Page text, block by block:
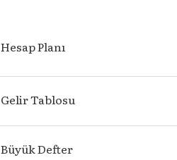
Hesap Planı
Gelir Tablosu
Büyük Defter